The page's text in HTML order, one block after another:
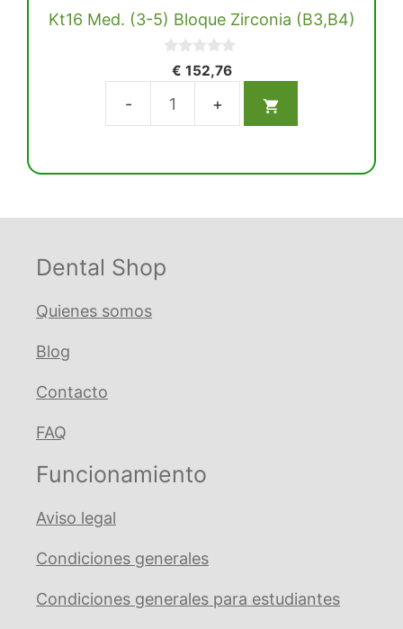
Kt16 Med. (3-5) Bloque Zirconia (B3,B4)
d
5
€ 152,76
Kt16
Dental Shop
Quienes somos
Blog
Contacto
FAQ
Funcionamiento
Aviso legal
Condiciones generales
Condiciones generales para estudiantes